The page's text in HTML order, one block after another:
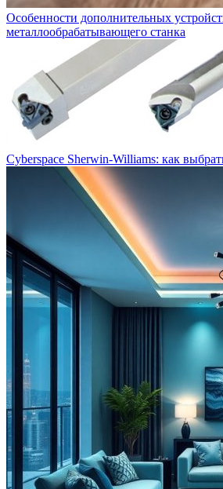
Особенности дополнительных
металлообрабатывающего станка
Cyberspace Sherwin-Williams: как